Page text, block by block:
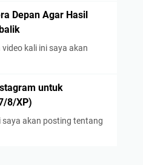
Depan Agar Hasil
kali ini saya akan
untuk
8/XP)
saya akan posting tentang